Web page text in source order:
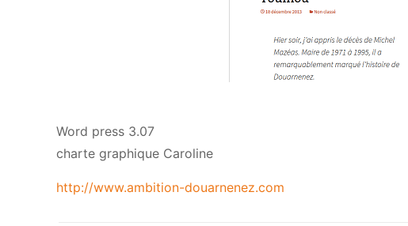
Word press 3.07
charte graphique Caroline
http://www.ambition-douarnenez.com